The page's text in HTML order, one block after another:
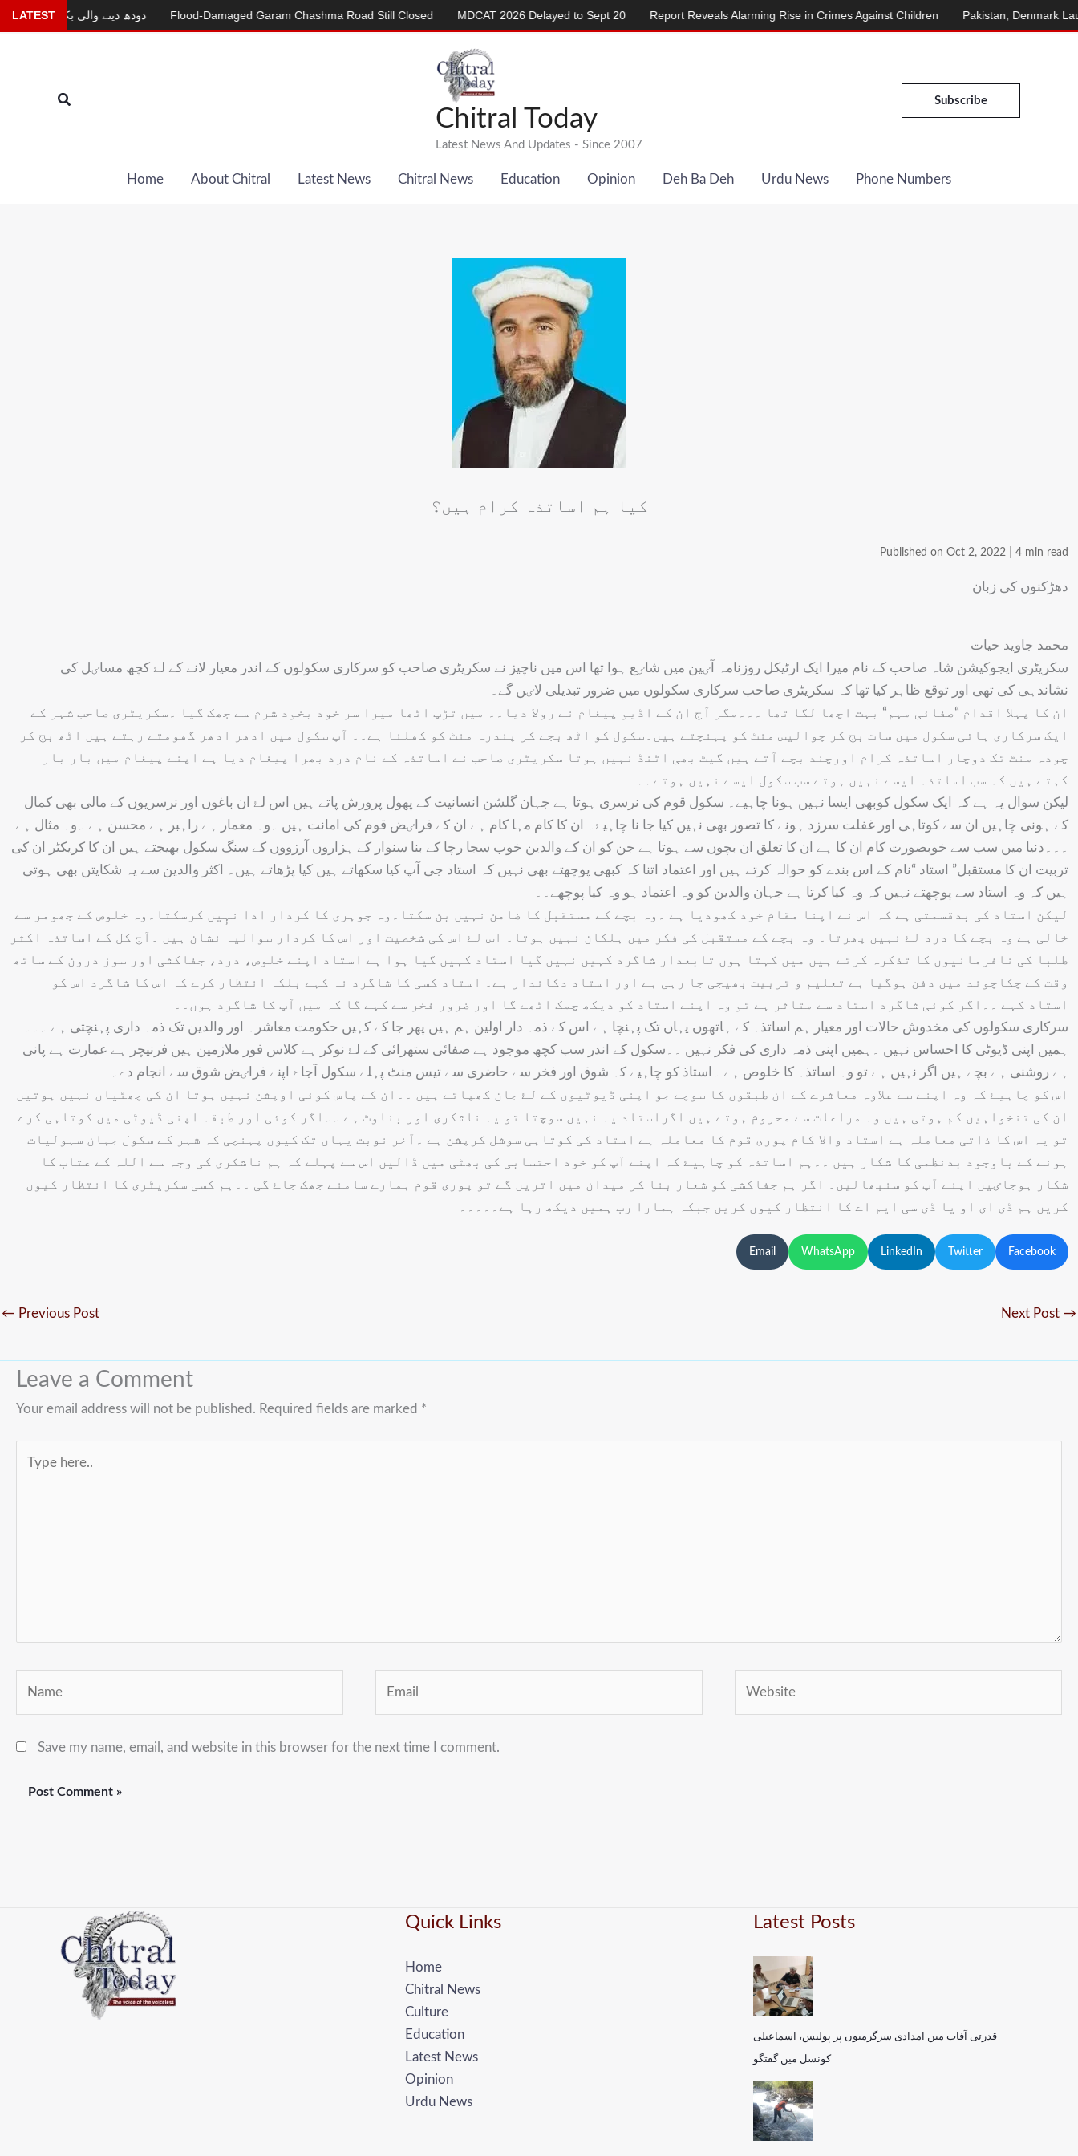
Skip
to
Search
Chitral Today
Latest News And Updates - Since 2007
Subscribe
Home About Chitral Latest News Chitral News Education Opinion Deh Ba Deh Urdu News Phone Numbers
کیا ہم اساتذہ کرام ہیں؟
Published on Oct 2, 2022 4 min read
دھڑکنوں کی زبان
محمد جاوید حیات
سکریٹری ایجوکیشن شاہ صاحب کے نام میرا ایک ارٹیکل روزنامہ آٸین میں شاٸع ہوا تھا اس میں ناچیز نے سکریٹری صاحب کو سرکاری سکولوں کے اندر معیار لانے کے لۓ کچھ مساٸل کی
نشاندہی کی تھی اور توقع ظاہر کیا تھا کہ سکریٹری صاحب سرکاری سکولوں میں ضرور تبدیلی لاٸں گے۔
ان کا پہلا اقدام “صفائی مہم“ بہت اچھا لگا تھا ۔۔۔مگر آج ان کے اڈیو پیغام نے رولا دیا۔۔ میں تڑپ اٹھا میرا سر خود بخود شرم سے جھک گیا ۔سکریٹری صاحب شہر کے
ایک سرکاری ہائی سکول میں سات بج کر چوالیس منٹ کو پہنچتے ہیں۔سکول کو اٹھ بجے کر پندرہ منٹ کو کھلنا ہے۔۔ آپ سکول میں ادھر ادھر گھومتے رہتے ہیں اٹھ بج کر
چودہ منٹ تک دوچار اساتذہ کرام اورچند بچے آتے ہیں گیٹ بھی اٹنڈ نہیں ہوتا سکریٹری صاحب نے اساتذہ کے نام درد بھرا پیغام دیا ہے اپنے پیغام میں بار بار
کہتے ہیں کہ سب اساتذہ ایسے نہیں ہوتے سب سکول ایسے نہیں ہوتے۔۔
لیکن سوال یہ ہے کہ ایک سکول کوبھی ایسا نہیں ہونا چاہیے۔ سکول قوم کی نرسری ہوتا ہے جہان گلشن انسانیت کے پھول پرورش پاتے ہیں اس لۓ ان باغوں اور نرسریوں کے مالی بھی کمال
کے ہونی چاہیں ان سے کوتاہی اور غفلت سرزد ہونے کا تصور بھی نہیں کیا جا نا چاہیۓ۔ ان کا کام مہا کام ہے ان کے فراٸض قوم کی امانت ہیں ۔وہ معمار ہے راہبر ہے محسن ہے ۔وہ مثال ہے
۔۔۔دنیا میں سب سے خوبصورت کام ان کا ہے ان کا تعلق ان بچوں سے ہوتا ہے جن کو ان کے والدین خوب سجا رچا کے بنا سنوار کے ہزاروں آرزووں کے سنگ سکول بھیجتے ہیں ان کا کریکٹر ان کی
تربیت ان کا مستقبل” استاد “نام کے اس بندے کو حوالہ کرتے ہیں اور اعتماد اتنا کہ کبھی پوچھتے بھی نہیں کہ استاد جی آپ کیا سکھاتے ہیں کیا پڑھاتے ہیں۔ اکثر والدین سے یہ شکایتں بھی ہوتی
ہیں کہ وہ استاد سے پوچھتے نہیں کہ وہ کیا کرتا ہے جہان والدین کو وہ اعتماد ہو وہ کیا پوچھے۔۔
لیکن استاد کی بدقسمتی ہے کہ اس نے اپنا مقام خود کھودیا ہے ۔وہ بچے کے مستقبل کا ضامن نہیں بن سکتا۔وہ جوہری کا کردار ادا نہٕیں کرسکتا۔وہ خلوص کے جھومر سے
خالی ہے وہ بچے کا درد لۓ نہیں پھرتا۔ وہ بچے کے مستقبل کی فکر میں ہلکان نہیں ہوتا۔ اس لۓ اس کی شخصیت اور اس کا کردار سوالیہ نشان ہیں ۔آج کل کے اساتذہ اکثر
طلبا کی نافرمانیوں کا تذکرہ کرتے ہیں میں کہتا ہوں تابعدار شاگرد کہیں نہیں گیا استاد کہیں گیا ہوا ہے استاد اپنے خلوص، درد، جفاکشی اور سوز درون کے ساتھ
وقت کے چکاچوند میں دفن ہوگیا ہے تعلیم و تربیت بھیجی جا رہی ہے اور استاد دکاندار ہے۔ استاد کسی کا شاگرد نہ کہے بلکہ انتظار کرے کہ اس کا شاگرد اس کو
استاد کہے ۔۔اگر کوئی شاگرد استاد سے متاثر ہے تو وہ اپنے استاد کو دیکھ چمک اٹھے گا اور ضرور فخر سے کہے گا کہ میں آپ کا شاگرد ہوں۔۔
سرکاری سکولوں کی مخدوش حالات اور معیار ہم اساتذہ کے ہاتھوں یہاں تک پہنچا ہے اس کے ذمہ دار اولین ہم ہیں پھر جا کے کہیں حکومت معاشرہ اور والدین تک ذمہ داری پہنچتی ہے ۔۔۔
ہمیں اپنی ڈیوٹی کا احساس نہیں ۔ہمیں اپنی ذمہ داری کی فکر نہیں ۔۔سکول کے اندر سب کچھ موجود ہے صفائی ستھرائی کے لۓ نوکر ہے کلاس فور ملازمین ہیں فرنیچر ہے عمارت ہے پانی
ہے روشنی ہے بچے ہیں اگر نہیں ہے تو وہ اساتذہ کا خلوص ہے ۔استاذ کو چاہیے کہ شوق اور فخر سے حاضری سے تیس منٹ پہلے سکول آجاۓ اپنے فراٸض شوق سے انجام دے۔
اس کو چاہیۓ کہ وہ اپنے سے علاوہ معاشرے کے ان طبقوں کا سوچے جو اپنی ڈیوٹیوں کے لۓ جان کھپاتے ہیں ۔۔ان کے پاس کوئی اوپشن نہیں ہوتا ان کی چھٹیاں نہیں ہوتیں
ان کی تنخواہیں کم ہوتی ہیں وہ مراعات سے محروم ہوتے ہیں اگراستاد یہ نہیں سوچتا تو یہ ناشکری اور بناوٹ ہے ۔۔اگر کوئی اور طبقہ اپنی ڈیوٹی میں کوتاہی کرے
تو یہ اس کا ذاتی معاملہ ہے استاد والا کام پوری قوم کا معاملہ ہے استاد کی کوتاہی سوشل کرپشن ہے ۔آخر نوبت یہاں تک کیوں پہنچی کہ شہر کے سکول جہان سہولیات
ہونے کے باوجود بدنظمی کا شکار ہیں ۔۔ہم اساتذہ کو چاہیۓ کہ اپنے آپ کو خود احتسابی کی بھٹی میں ڈالیں اس سے پہلے کہ ہم ناشکری کی وجہ سے اللہ کے عتاب کا
شکار ہوجاٸیں اپنے آپ کو سنبھالیں۔ اگر ہم جفاکشی کو شعار بنا کر میدان میں اتریں گے تو پوری قوم ہمارے سامنے جھک جاۓ گی ۔۔ہم کسی سکریٹری کا انتظار کیوں
کریں ہم ڈی ای او یا ڈی سی ایم اے کا انتظار کیوں کریں جبکہ ہمارا رب ہمیں دیکھ رہا ہے۔۔۔۔۔
Facebook
Twitter
LinkedIn
WhatsApp
Email
← Previous Post Next Post →
Leave a Comment
Your email address will not be published. Required fields are marked *
here..
Save my name, email, and website in this browser for the next time I comment.
Quick Links
Home
Chitral News
Culture
Education
Latest News
Opinion
Urdu News
Latest Posts
قدرتی آفات میں امدادی سرگرمیوں پر پولیس، اسماعیلی
کونسل میں گفتگو
LATEST
دودھ دینے والی بکری Flood-Damaged Garam Chashma Road Still Closed MDCAT 2026 Delayed to Sept 20 Report Reveals Alarming Rise in Crimes Against Children Pakistan, Denmark Launch